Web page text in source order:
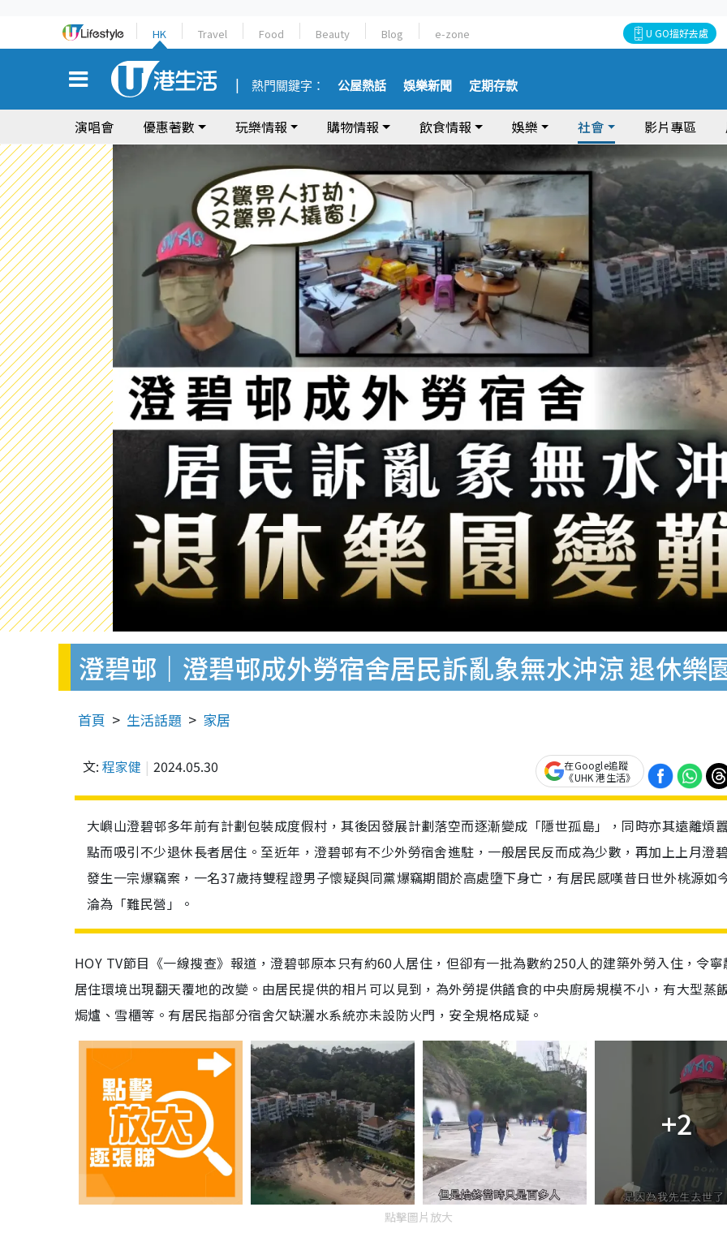
HK Travel Food Beauty Blog e-zone U GO搵好去處
熱門關鍵字： 公屋熱話 娛樂新聞 定期存款
演唱會 優惠著數 玩樂情報 購物情報 飲食情報 娛樂 社會 影片專區
澄碧邨｜澄碧邨成外勞宿舍居民訴亂象無水沖涼 退休樂
首頁 生活話題 家居
文: 程家健 2024.05.30
在Google追蹤
《UHK 港生活》
大嶼山澄碧邨多年前有計劃包裝成度假村，其後因發展計劃落空而逐漸變成「隱世孤島」，同時亦其遠離煩
點而吸引不少退休長者居住。至近年，澄碧邨有不少外勞宿舍進駐，一般居民反而成為少數，再加上上月澄
發生一宗爆竊案，一名37歲持雙程證男子懷疑與同黨爆竊期間於高處墮下身亡，有居民感嘆昔日世外桃源如
淪為「難民營」。
HOY TV節目《一線搜查》報道，澄碧邨原本只有約60人居住，但卻有一批為數約250人的建築外勞入住，令寧
居住環境出現翻天覆地的改變。由居民提供的相片可以見到，為外勞提供饍食的中央廚房規模不小，有大型蒸
焗爐、雪櫃等。有居民指部分宿舍欠缺灑水系統亦未設防火門，安全規格成疑。
+2
點擊圖片放大